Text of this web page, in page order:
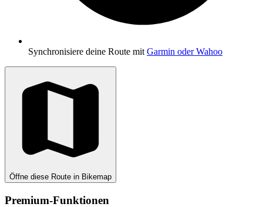
Synchronisiere deine Route mit Garmin oder Wahoo
Öffne diese Route in Bikemap
Premium-Funktionen